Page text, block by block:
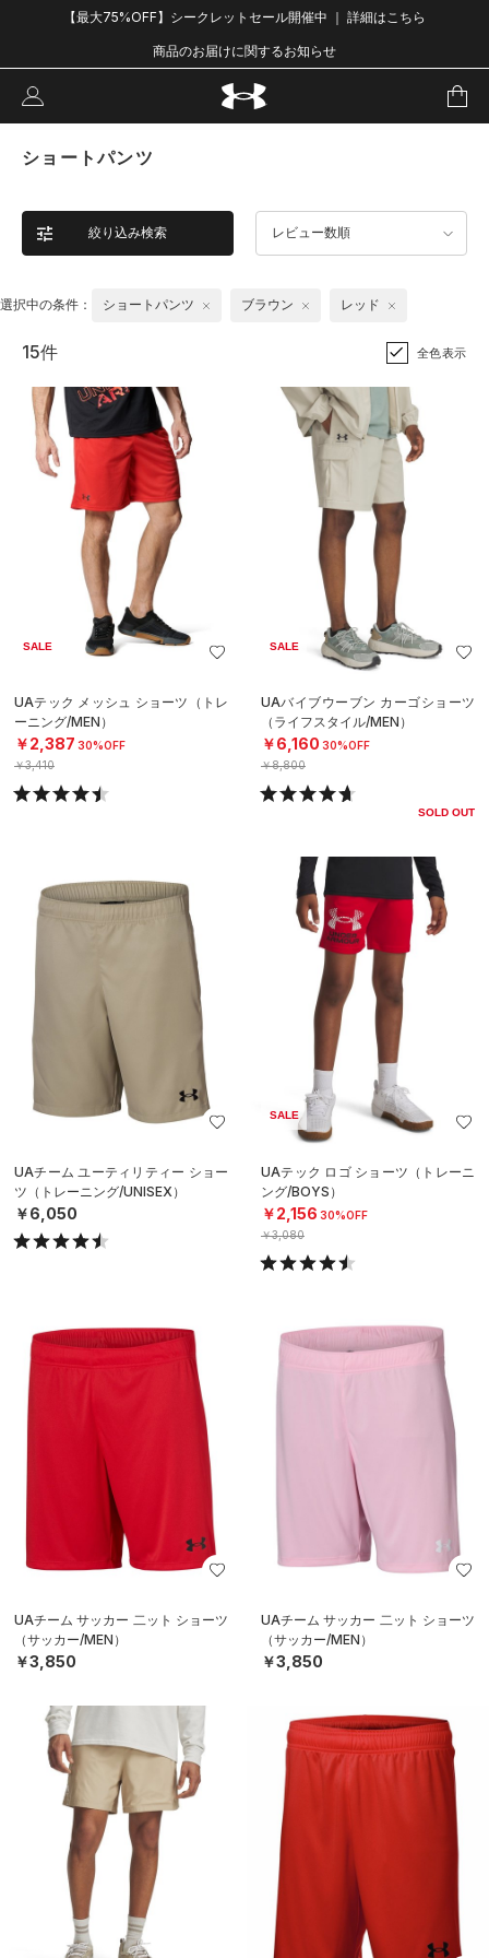
【最大75%OFF】シークレットセール開催中 ｜ 詳細はこちら
商品のお届けに関するお知らせ
ショートパンツ
絞り込み検索 レビュー数順
選択中の条件： ショートパンツ ブラウン レッド
15件 全色表示
SALE
UAテック メッシュ ショーツ（トレ
ーニング/MEN）
￥2,387 30%OFF
￥3,410
SALE
UAバイブウーブン カーゴショーツ
（ライフスタイル/MEN）
￥6,160 30%OFF
￥8,800
SOLD OUT
UAチーム ユーティリティー ショー
ツ（トレーニング/UNISEX）
￥6,050
SALE
UAテック ロゴ ショーツ（トレーニ
ング/BOYS）
￥2,156 30%OFF
￥3,080
UAチーム サッカー 二ット ショーツ
（サッカー/MEN）
￥3,850
UAチーム サッカー 二ット ショーツ
（サッカー/MEN）
￥3,850